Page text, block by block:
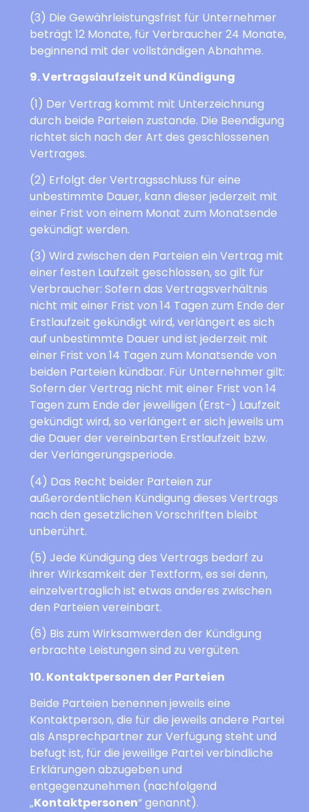
(3) Die Gewährleistungsfrist für Unternehmer
beträgt 12 Monate, für Verbraucher 24 Monate,
beginnend mit der vollständigen Abnahme.
9. Vertragslaufzeit und Kündigung
(1) Der Vertrag kommt mit Unterzeichnung
durch beide Parteien zustande. Die Beendigung
richtet sich nach der Art des geschlossenen
Vertrages.
(2) Erfolgt der Vertragsschluss für eine
unbestimmte Dauer, kann dieser jederzeit mit
einer Frist von einem Monat zum Monatsende
gekündigt werden.
(3) Wird zwischen den Parteien ein Vertrag mit
einer festen Laufzeit geschlossen, so gilt für
Verbraucher: Sofern das Vertragsverhältnis
nicht mit einer Frist von 14 Tagen zum Ende der
Erstlaufzeit gekündigt wird, verlängert es sich
auf unbestimmte Dauer und ist jederzeit mit
einer Frist von 14 Tagen zum Monatsende von
beiden Parteien kündbar. Für Unternehmer gilt:
Sofern der Vertrag nicht mit einer Frist von 14
Tagen zum Ende der jeweiligen (Erst-) Laufzeit
gekündigt wird, so verlängert er sich jeweils um
die Dauer der vereinbarten Erstlaufzeit bzw.
der Verlängerungsperiode.
(4) Das Recht beider Parteien zur
außerordentlichen Kündigung dieses Vertrags
nach den gesetzlichen Vorschriften bleibt
unberührt.
(5) Jede Kündigung des Vertrags bedarf zu
ihrer Wirksamkeit der Textform, es sei denn,
einzelvertraglich ist etwas anderes zwischen
den Parteien vereinbart.
(6) Bis zum Wirksamwerden der Kündigung
erbrachte Leistungen sind zu vergüten.
10. Kontaktpersonen der Parteien
Beide Parteien benennen jeweils eine
Kontaktperson, die für die jeweils andere Partei
als Ansprechpartner zur Verfügung steht und
befugt ist, für die jeweilige Partei verbindliche
Erklärungen abzugeben und
entgegenzunehmen (nachfolgend
„Kontaktpersonen“ genannt).